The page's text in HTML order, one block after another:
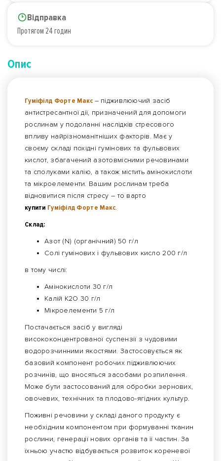
Відправка
Протягом 24 годин
Опис
Гуміфілд Форте Макc – підживлюючий засіб
антистресантної дії, призначений для допомоги
рослинам у подоланні наслідків стресового
впливу найрізноманітніших факторів. Має у
своєму складі похідні гумінових та фульвових
кислот, збагачений азотовмісними речовинами
та сполуками калію, а також містить амінокислоти
та мікроелементи. Вашим рослинам треба
відновитися після стресу – то варто
купити Гуміфілд Форте Макc.
Склад:
Азот (N) (органічний) 50 г/л
Солі гумінових і фульвових кисло 200 г/л
в тому числі:
Амінокислоти 30 г/л
Калій K2O 30 г/л
Мікроелементи 5 г/л
Постачається засіб у вигляді
висококонцентрованої суспензії з чудовими
водорозчинними якостями. Застосовується як
базовий компонент робочих підживлюючих
розчинів, що вносяться засобами розпилення.
Може бути застосований для обробки зернових,
овочевих, технічних та плодово-ягідних культур.
Поживні речовини у складі даного продукту є
необхідним компонентом при формуванні тканин
рослини, генерації нових органів та її частин. За
їхньою участю відбувається розвиток кореневої